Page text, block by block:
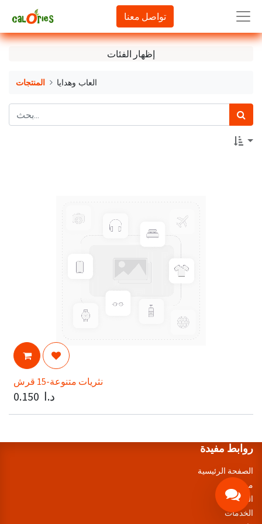
تواصل معنا
إظهار الفئات
المنتجات العاب وهدايا
نثريات متنوعة-15 قرش
0.150 د.ا
روابط مفيدة
الصفحة الرئيسية
من نحن
المنتجات
الخدمات